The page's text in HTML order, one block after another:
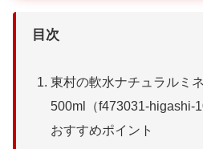
目次
東村の軟水ナチュラルミ
500ml（f473031-higashi-
おすすめポイント